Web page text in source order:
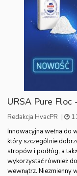
URSA Pure Floc
Redakcja HvacPR |
Innowacyjna wełna do
który szczególnie
stropów i podłóg, a
wykorzystać również
wewnątrz. Niezmienny